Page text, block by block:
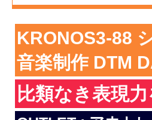
KRONOS3-88
音楽制作 DTM
比類なき表現